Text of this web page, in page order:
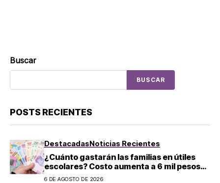
Buscar
BUSCAR
POSTS RECIENTES
DestacadasNoticias Recientes
¿Cuánto gastarán las familias en útiles
escolares? Costo aumenta a 6 mil pesos
por alumno de educación básica en
6 DE AGOSTO DE 2026